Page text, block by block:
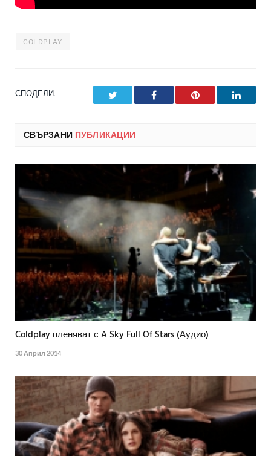
COLDPLAY
СПОДЕЛИ. Facebook Pinterest
СВЪРЗАНИ ПУБЛИКАЦИИ
Coldplay пленяват с A Sky Full Of Stars (Аудио)
30 Април 2014